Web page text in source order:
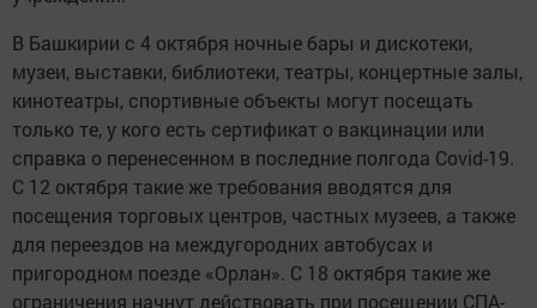
В Башкирии с 4 октября ночные бары и дискотеки,
музеи, выставки, библиотеки, театры, концертные залы,
кинотеатры, спортивные объекты могут посещать
только те, у кого есть сертификат о вакцинации или
справка о перенесенном в последние полгода Covid-19.
С 12 октября такие же требования вводятся для
посещения торговых центров, частных музеев, а также
для переездов на междугородних автобусах и
пригородном поезде «Орлан». С 18 октября такие же
ограничения начнут действовать при посещении СПА-